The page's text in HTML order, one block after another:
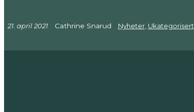
21. april 2021 Cathrine Snarud Nyheter, Ukategorisert